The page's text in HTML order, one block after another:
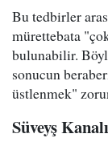
Bu tedbirler
mürettebata
bulunabilir.
sonucun
üstlenmek"
Süveyş